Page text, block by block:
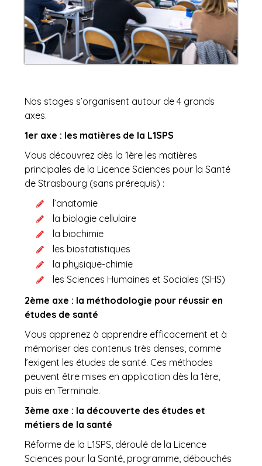
Nos stages s’organisent autour de 4 grands
axes.
1er axe : les matières de la L1SPS
Vous découvrez dès la 1ère les matières
principales de la Licence Sciences pour la Santé
de Strasbourg (sans prérequis) :
l’anatomie
la biologie cellulaire
la biochimie
les biostatistiques
la physique-chimie
les Sciences Humaines et Sociales (SHS)
2ème axe : la méthodologie pour réussir en
études de santé
Vous apprenez à apprendre efficacement et à
mémoriser des contenus très denses, comme
l’exigent les études de santé. Ces méthodes
peuvent être mises en application dès la 1ère,
puis en Terminale.
3ème axe : la découverte des études et
métiers de la santé
Réforme de la L1SPS, déroulé de la Licence
Sciences pour la Santé, programme, débouchés